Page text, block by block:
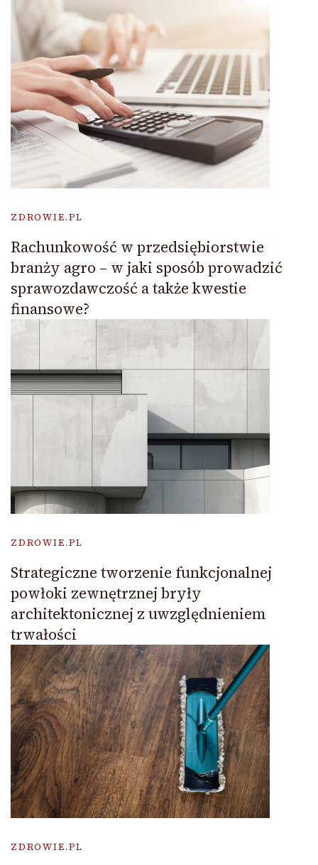
ZDROWIE.PL
Rachunkowość w przedsiębiorstwie
branży agro – w jaki sposób prowadzić
sprawozdawczość a także kwestie
finansowe?
ZDROWIE.PL
Strategiczne tworzenie funkcjonalnej
powłoki zewnętrznej bryły
architektonicznej z uwzględnieniem
trwałości
ZDROWIE.PL